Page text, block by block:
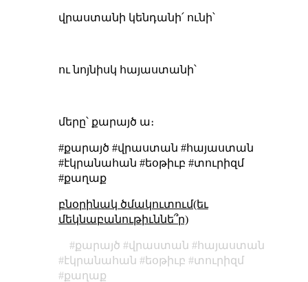
վրաստանի կենդանի՛ ունի՝
ու նոյնիսկ հայաստանի՝
մերը՝ քարայծ ա։
#քարայծ #վրաստան #հայաստան
#էկրանահան #եօթիւբ #տուրիզմ
#քաղաք
բնօրինակ ծմակուտում(եւ
մեկնաբանութիւննե՞ր)
քարայծ վրաստան
հայաստան
էկրանահան
եօթիւբ
տուրիզմ
քաղաք